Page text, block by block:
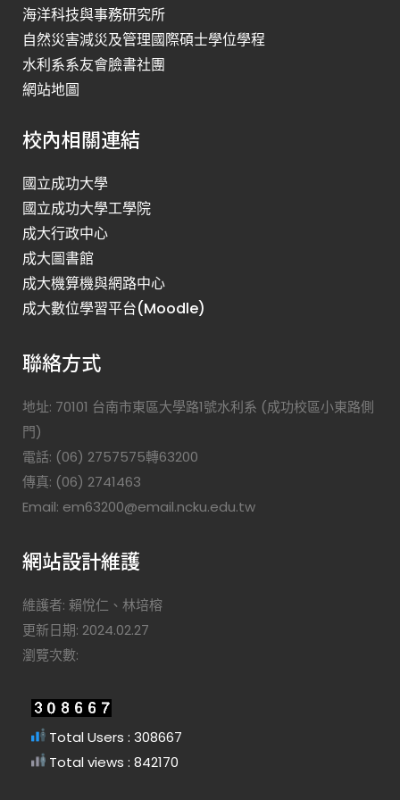
海洋科技與事務研究所
自然災害減災及管理國際碩士學位學程
水利系系友會臉書社團
網站地圖
校內相關連結
國立成功大學
國立成功大學工學院
成大行政中心
成大圖書館
成大機算機與網路中心
成大數位學習平台(Moodle)
聯絡方式
地址: 70101 台南市東區大學路1號水利系 (成功校區小東路側
門)
電話: (06) 2757575轉63200
傳真: (06) 2741463
Email: em63200@email.ncku.edu.tw
網站設計維護
維護者: 賴悅仁、林培榕
更新日期: 2024.02.27
瀏覽次數:
Total Users : 308667
Total views : 842170